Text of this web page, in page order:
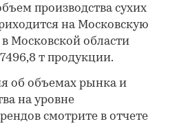
производства сухих
на Московскую
в Московской области
т продукции.
об объемах рынка и
на уровне
смотрите в отчете